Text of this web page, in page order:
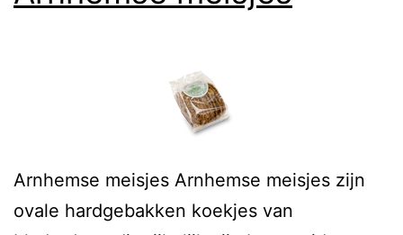
Arnhemse meisjes Arnhemse meisjes zijn
ovale hardgebakken koekjes van